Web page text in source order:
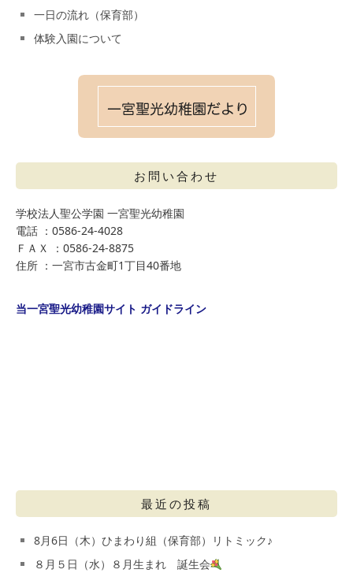
一日の流れ（保育部）
体験入園について
お問い合わせ
学校法人聖公学園 一宮聖光幼稚園
電話 ：0586-24-4028
ＦＡＸ ：0586-24-8875
住所 ：一宮市古金町1丁目40番地
当一宮聖光幼稚園サイト ガイドライン
最近の投稿
8月6日（木）ひまわり組（保育部）リトミック♪
８月５日（水）８月生まれ 誕生会